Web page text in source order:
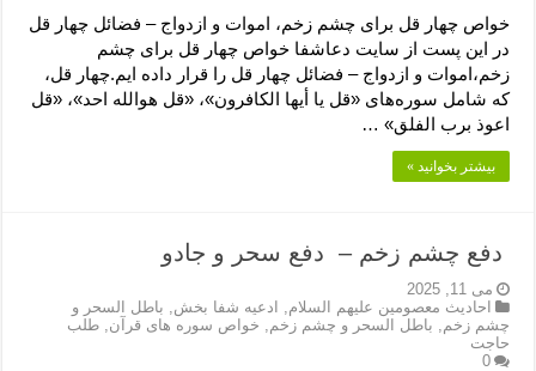
خواص چهار قل برای چشم زخم، اموات و ازدواج – فضائل چهار قل
در این پست از سایت دعاشفا خواص چهار قل برای چشم
زخم،اموات و ازدواج – فضائل چهار قل را قرار داده ایم.چهار قل،
که شامل سوره‌های «قل يا أيها الكافرون»، «قل هوالله احد»، «قل
اعوذ برب الفلق» …
بیشتر بخوانید »
دفع چشم زخم – دفع سحر و جادو
می 11, 2025
احادیث معصومین علیهم السلام
ادعیه شفا بخش
باطل السحر و
چشم زخم
باطل السحر و چشم زخم خواص سوره های قرآن ,طلب
حاجت
0